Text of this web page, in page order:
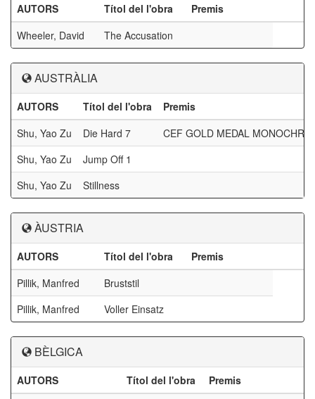
AUTORS Títol del l'obra
Premis
Wheeler, David
The Accusation
AUSTRÀLIA
AUTORS Títol del l'obra
Premis
Shu, Yao Zu
Die Hard 7
CEF GOLD MEDAL
Shu, Yao Zu
Jump Off 1
Shu, Yao Zu
Stillness
ÀUSTRIA
AUTORS Títol del l'obra
Premis
Pillik, Manfred
Bruststil
Pillik, Manfred
Voller Einsatz
BÈLGICA
AUTORS Títol del l'obra
Premis